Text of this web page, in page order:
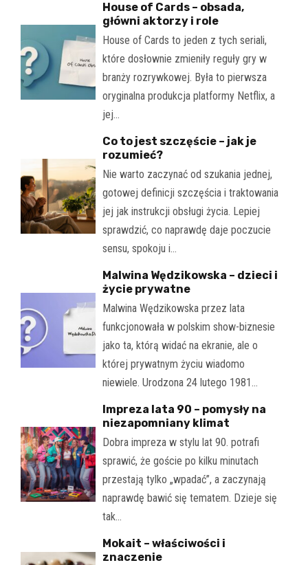
House of Cards – obsada,
główni aktorzy i role
House of Cards to jeden z tych seriali,
które dosłownie zmieniły reguły gry w
branży rozrywkowej. Była to pierwsza
oryginalna produkcja platformy Netflix, a
jej…
Co to jest szczęście – jak je
rozumieć?
Nie warto zaczynać od szukania jednej,
gotowej definicji szczęścia i traktowania
jej jak instrukcji obsługi życia. Lepiej
sprawdzić, co naprawdę daje poczucie
sensu, spokoju i…
Malwina Wędzikowska – dzieci i
życie prywatne
Malwina Wędzikowska przez lata
funkcjonowała w polskim show-biznesie
jako ta, którą widać na ekranie, ale o
której prywatnym życiu wiadomo
niewiele. Urodzona 24 lutego 1981…
Impreza lata 90 – pomysły na
niezapomniany klimat
Dobra impreza w stylu lat 90. potrafi
sprawić, że goście po kilku minutach
przestają tylko „wpadać”, a zaczynają
naprawdę bawić się tematem. Dzieje się
tak…
Mokait – właściwości i
znaczenie